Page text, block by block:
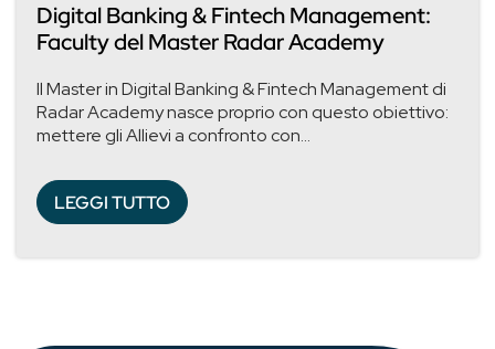
Digital Banking & Fintech Management:
Faculty del Master Radar Academy
Il Master in Digital Banking & Fintech Management di
Radar Academy nasce proprio con questo obiettivo:
mettere gli Allievi a confronto con...
LEGGI TUTTO